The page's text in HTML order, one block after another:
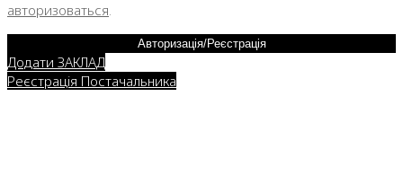
авторизоваться.
Авторизація/Реєстрація
Додати ЗАКЛАД
Реєстрація Постачальника